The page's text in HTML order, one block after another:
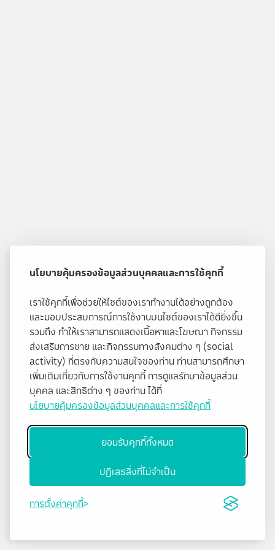
นโยบายคุ้มครองข้อมูลส่วนบุคคลและการใช้คุกกี้
เราใช้คุกกี้เพื่อช่วยให้ไซต์ของเราทำงานได้อย่างถูกต้อง
และมอบประสบการณ์การใช้งานบนไซต์ของเราได้ดียิ่งขึ้น
รวมถึง ทำให้เราสามารถแสดงเนื้อหาและโฆษณา กิจกรรม
ส่งเสริมการขาย และกิจกรรมทางสังคมต่าง ๆ (social
activity) ที่ตรงกับความสนใจของท่าน ท่านสามารถศึกษา
เพิ่มเติมเกี่ยวกับการใช้งานคุกกี้ การดูแลรักษาข้อมูลส่วน
บุคคล และสิทธิต่าง ๆ ของท่าน ได้ที่
นโยบายคุ้มครองข้อมูลส่วนบุคคลและการใช้คุกกี้
ยอมรับคุกกี้ทั้งหมด
ปฏิเสธสิ่งที่ไม่จำเป็น
การตั้งค่าคุกกี้